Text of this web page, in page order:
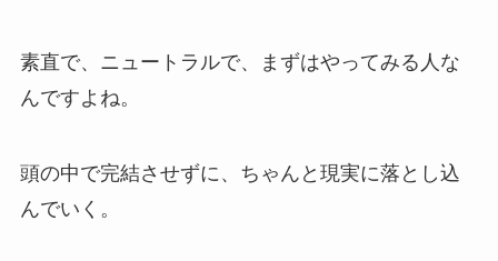
素直で、ニュートラルで、まずはやってみる人な
んですよね。
頭の中で完結させずに、ちゃんと現実に落とし込
んでいく。